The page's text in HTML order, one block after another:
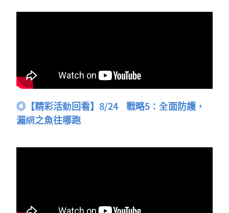
◎【精彩活動回看】8/24 戰略5：全面防護，
漏網之魚往哪跑